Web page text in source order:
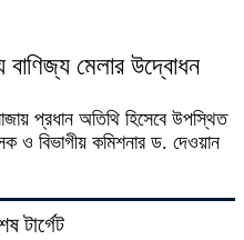
বাণিজ্য মেলার উদ্বোধন
প্রধান অতিথি হিসেবে উপস্থিত
ও বিভাগীয় কমিশনার ড. দেওয়ান
টার্গেট